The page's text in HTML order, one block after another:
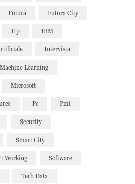
Futura Futura City
Hp IBM
Intervista
Machine Learning
Microsoft
Pc Pmi
Security
Smart City
Working Software
Tech Data